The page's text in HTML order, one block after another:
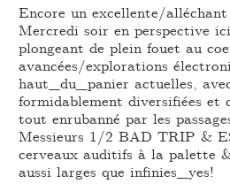
Encore un excellente/
Mercredi soir en perspective
plongeant de plein fouet au
avancées/explorations
haut_du_panier actuelles,
formidablement diversifiées et
tout enrubanné par les
Messieurs 1/2 BAD TRIP &
cerveaux auditifs à la palette
aussi larges que infinies_yes!